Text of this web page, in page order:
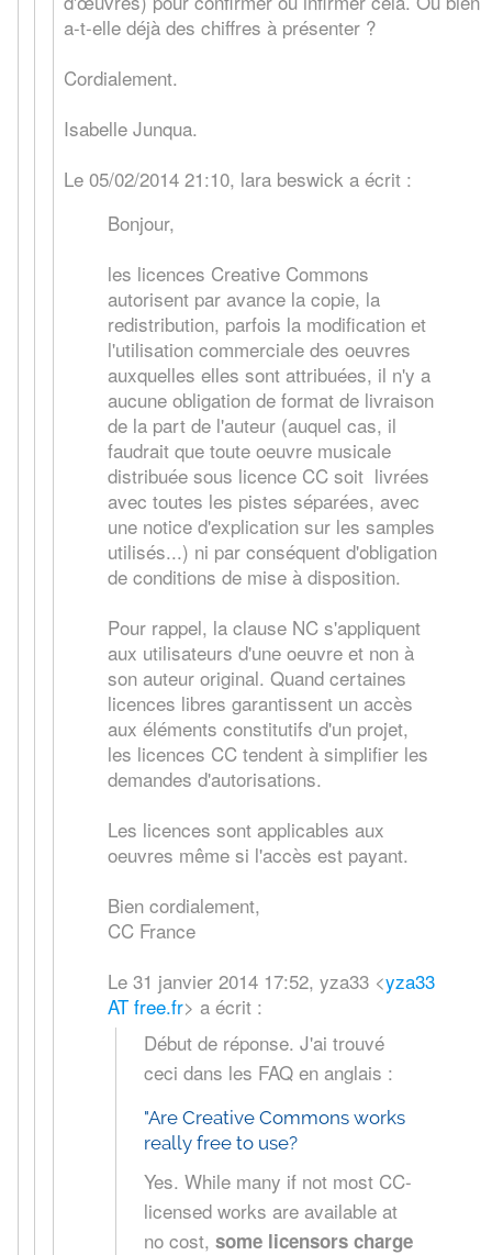
a-t-elle déjà des chiffres à présenter ?
Cordialement.
Isabelle Junqua.
Le 05/02/2014 21:10, lara beswick a écrit :
Bonjour,
les licences Creative Commons
autorisent par avance la copie, la
redistribution, parfois la modification et
l'utilisation commerciale des oeuvres
auxquelles elles sont attribuées, il n'y a
aucune obligation de format de livraison
de la part de l'auteur (auquel cas, il
faudrait que toute oeuvre musicale
distribuée sous licence CC soit livrées
avec toutes les pistes séparées, avec
une notice d'explication sur les samples
utilisés...) ni par conséquent d'obligation
de conditions de mise à disposition.
Pour rappel, la clause NC s'appliquent
aux utilisateurs d'une oeuvre et non à
son auteur original. Quand certaines
licences libres garantissent un accès
aux éléments constitutifs d'un projet,
les licences CC tendent à simplifier les
demandes d'autorisations.
Les licences sont applicables aux
oeuvres même si l'accès est payant.
Bien cordialement,
CC France
Le 31 janvier 2014 17:52, yza33 <yza33
AT free.fr> a écrit :
Début de réponse. J'ai trouvé
ceci dans les FAQ en anglais :
"Are Creative Commons works
really free to use?
Yes. While many if not most CC-
licensed works are available at
no cost, some licensors charge